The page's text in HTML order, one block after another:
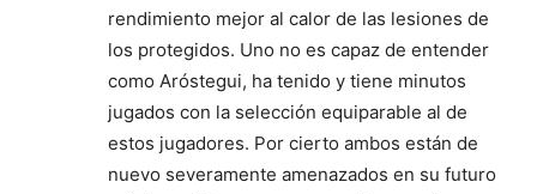
rendimiento mejor al calor de las lesiones de
los protegidos. Uno no es capaz de entender
como Aróstegui, ha tenido y tiene minutos
jugados con la selección equiparable al de
estos jugadores. Por cierto ambos están de
nuevo severamente amenazados en su futuro